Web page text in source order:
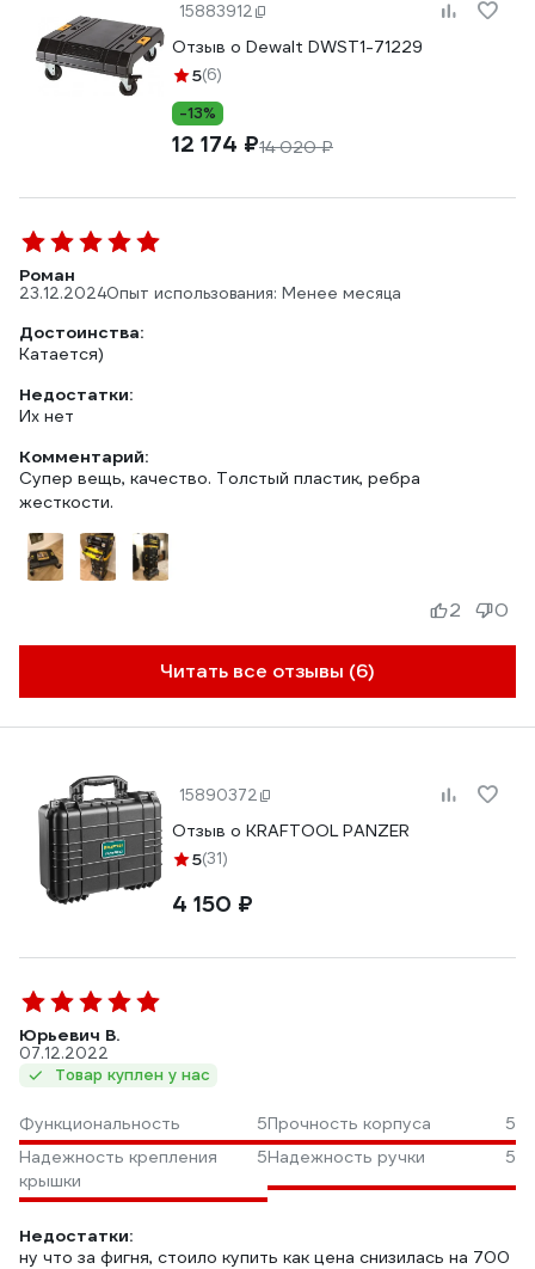
15883912
Отзыв о Dewalt DWST1-71229
5(6)
-13%
12 174 ₽14 020 ₽
Роман
23.12.2024Опыт использования: Менее месяца
Достоинства:
Катается)
Недостатки:
Их нет
Комментарий:
Супер вещь, качество. Толстый пластик, ребра
жесткости.
Читать все отзывы (6)
2 0
15890372
Отзыв о KRAFTOOL PANZER
5(31)
4 150 ₽
Юрьевич В.
07.12.2022
Товар куплен у нас
Функциональность 5Прочность корпуса
5
Надежность крепления
крышки
5Надежность ручки 5
Недостатки:
ну что за фигня, стоило купить как цена снизилась на 700